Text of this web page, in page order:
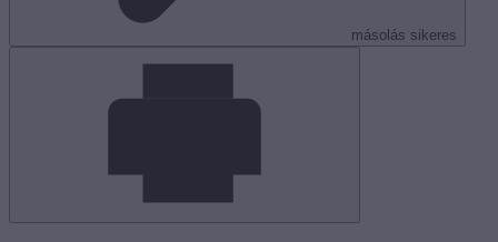
másolás sikeres